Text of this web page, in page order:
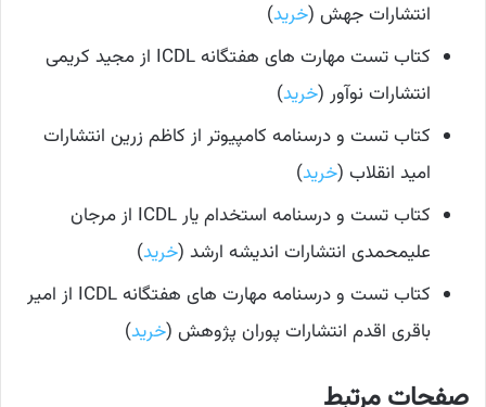
انتشارات جهش (خرید)
کتاب تست مهارت های هفتگانه ICDL از مجید کریمی
انتشارات نوآور (خرید)
کتاب تست و درسنامه کامپیوتر از کاظم زرین انتشارات
امید انقلاب (خرید)
کتاب تست و درسنامه استخدام یار ICDL از مرجان
علیمحمدی انتشارات اندیشه ارشد (خرید)
کتاب تست و درسنامه مهارت های هفتگانه ICDL از امیر
باقری اقدم انتشارات پوران پژوهش (خرید)
صفحات مرتبط